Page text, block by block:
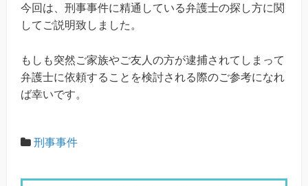
今回は、刑事事件に精通している弁護士の探し方に関
してご説明致しました。
もしも突然ご家族やご友人の方が逮捕されてしまって
弁護士に依頼することを検討される際のご参考になれ
ば幸いです。
刑事事件